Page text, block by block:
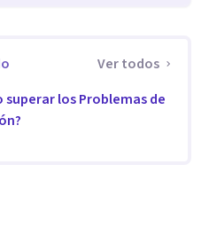
Ver todos
superar los Problemas de